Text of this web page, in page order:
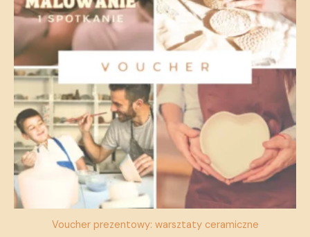
Voucher prezentowy: warsztaty ceramiczne